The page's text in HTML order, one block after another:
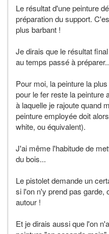
Le résultat d'une peinture
préparation du support.
plus barbant !
Je dirais que le résultat
au temps passé à
Pour moi, la peinture la
pour le fer reste la peinture
à laquelle je rajoute quand
peinture employée doit
white, ou équivalent).
J'ai même l'habitude de
du bois...
Le pistolet demande un
si l'on n'y prend pas garde,
autour !
Et je dirais aussi que l'on